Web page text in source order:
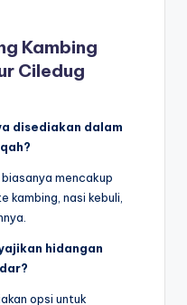
Kambing
Ciledug
disediakan dalam
mencakup
kambing, nasi kebuli,
hidangan
opsi untuk